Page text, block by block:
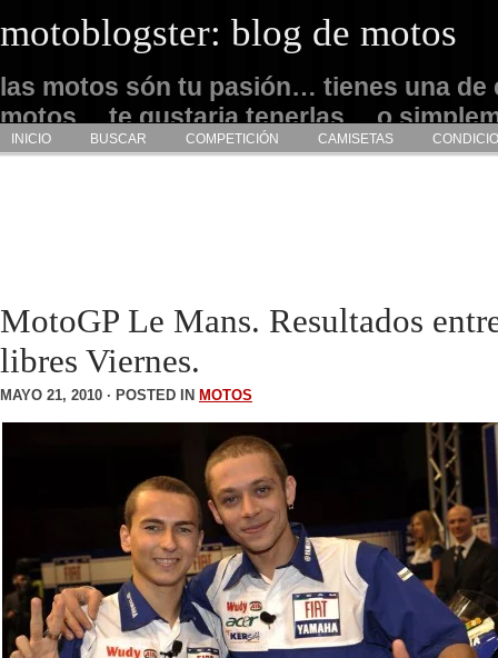
motoblogster: blog de motos
las motos són tu pasión… tienes una de
motos… te gustaria tenerlas… o
admirarlas… este es tu sitio
INICIO BUSCAR COMPETICIÓN CAMISETAS
MotoGP Le Mans. Resultados
libres Viernes.
MAYO 21, 2010 · POSTED IN MOTOS